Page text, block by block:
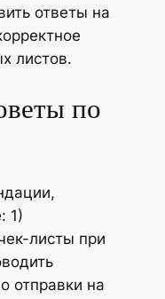
ответы на
листов.
по
1)
листы при
отправки на